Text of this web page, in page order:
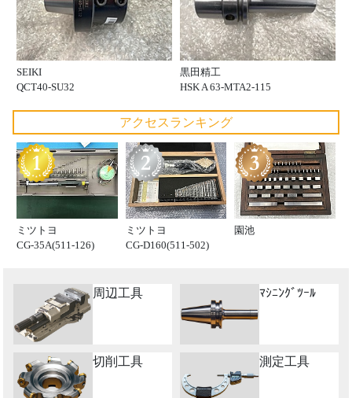
SEIKI
QCT40-SU32
黒田精工
HSK A 63-MTA2-115
アクセスランキング
ミツトヨ
CG-35A(511-126)
ミツトヨ
CG-D160(511-502)
園池
周辺工具 ﾏｼﾆﾝｸﾞﾂｰﾙ
切削工具 測定工具